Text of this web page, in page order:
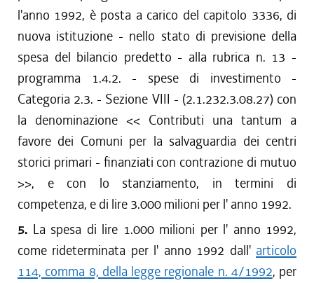
l'anno 1992, è posta a carico del capitolo 3336, di
nuova istituzione - nello stato di previsione della
spesa del bilancio predetto - alla rubrica n. 13 -
programma 1.4.2. - spese di investimento -
Categoria 2.3. - Sezione VIII - (2.1.232.3.08.27) con
la denominazione << Contributi una tantum a
favore dei Comuni per la salvaguardia dei centri
storici primari - finanziati con contrazione di mutuo
>>, e con lo stanziamento, in termini di
competenza, e di lire 3.000 milioni per l' anno 1992.
5. La spesa di lire 1.000 milioni per l' anno 1992,
come rideterminata per l' anno 1992 dall' articolo
114, comma 8, della legge regionale n. 4/1992, per